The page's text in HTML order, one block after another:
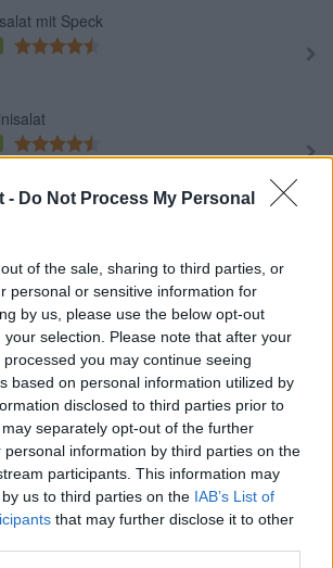
- Do Not Process My Personal
of the sale, sharing to third parties, or
personal or sensitive information for
by us, please use the below opt-out
selection. Please note that after your
you may continue seeing
based on personal information utilized by
disclosed to third parties prior to
separately opt-out of the further
personal information by third parties on the
participants. This information may
us to third parties on the IAB’s List of
that may further disclose it to other
mit Speck
Salat
mit Blauschimmelkäse
mit Kartoffeln